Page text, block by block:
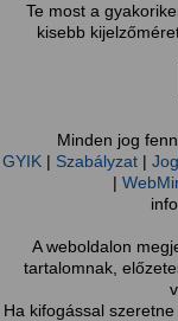
Te most a
kisebb
Minden jog
GYIK| Szabályzat|
|
A weboldalon
tartalomnak,
Ha kifogással